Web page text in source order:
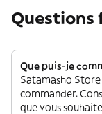
Questions
Que puis-je
Satamasho
commander.
que vous